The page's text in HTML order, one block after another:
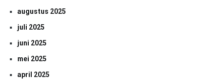
augustus 2025
juli 2025
juni 2025
mei 2025
april 2025